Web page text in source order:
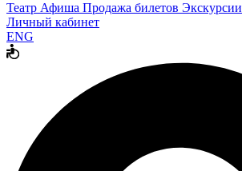
Театр Афиша Продажа билетов Экскурсии
Личный кабинет
ENG